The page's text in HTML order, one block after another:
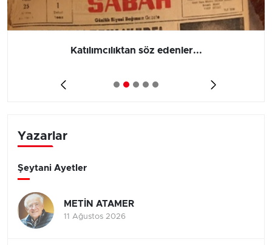
Katılımcılıktan söz edenler...
Yazarlar
Şeytani Ayetler
METİN ATAMER
11 Ağustos 2026